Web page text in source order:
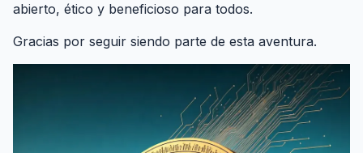
abierto, ético y beneficioso para todos.
Gracias por seguir siendo parte de esta aventura.